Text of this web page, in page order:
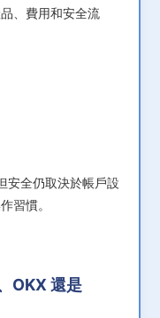
、費用和安全流
安全仍取決於帳戶設
習慣。
OKX 還是